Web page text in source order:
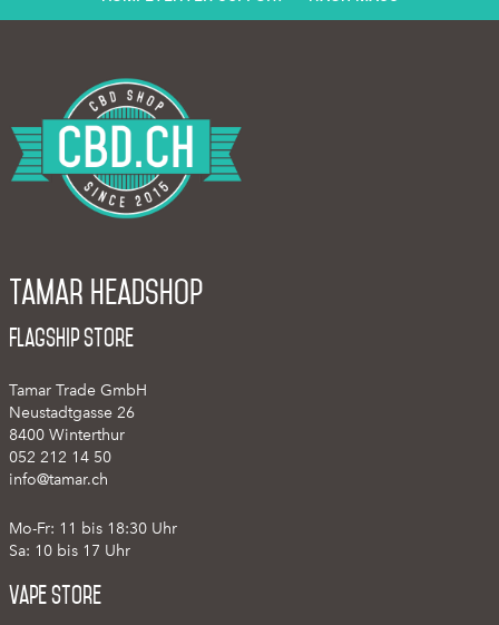
Tamar Headshop
Flagship Store
Tamar Trade GmbH
Neustadtgasse 26
8400 Winterthur
052 212 14 50
info@tamar.ch
Mo-Fr: 11 bis 18:30 Uhr
Sa: 10 bis 17 Uhr
Vape Store